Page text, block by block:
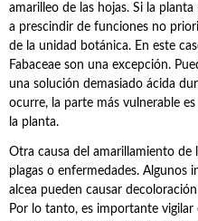
amarilleo de las hojas. Si la
a prescindir de funciones no
de la unidad botánica. En este
Fabaceae son una excepción.
una solución demasiado ácida
ocurre, la parte más vulnerable
la planta.
Otra causa del amarillamiento de
plagas o enfermedades. Algunos
alcea pueden causar
Por lo tanto, es importante